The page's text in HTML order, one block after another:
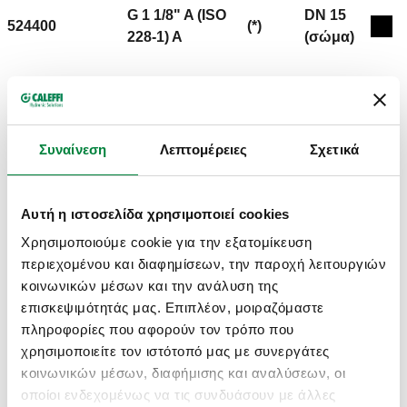
Συναίνεση Λεπτομέρειες Σχετικά
Αυτή η ιστοσελίδα χρησιμοποιεί cookies
Χρησιμοποιούμε cookie για την εξατομίκευση
περιεχομένου και διαφημίσεων, την παροχή λειτουργιών
κοινωνικών μέσων και την ανάλυση της
επισκεψιμότητάς μας. Επιπλέον, μοιραζόμαστε
πληροφορίες που αφορούν τον τρόπο που
χρησιμοποιείτε τον ιστότοπό μας με συνεργάτες
κοινωνικών μέσων, διαφήμισης και αναλύσεων, οι
οποίοι ενδεχομένως να τις συνδυάσουν με άλλες
524400
G 1 1/8" A (ISO
228-1) A
(*)
DN 15
(σώμα)
Εύρος θερμοκρασίας
ρύθμισης
30–65 °C 1,4 m³/h
Σχέδια 2D
Μοντέλα 3D
IGS STP BIM